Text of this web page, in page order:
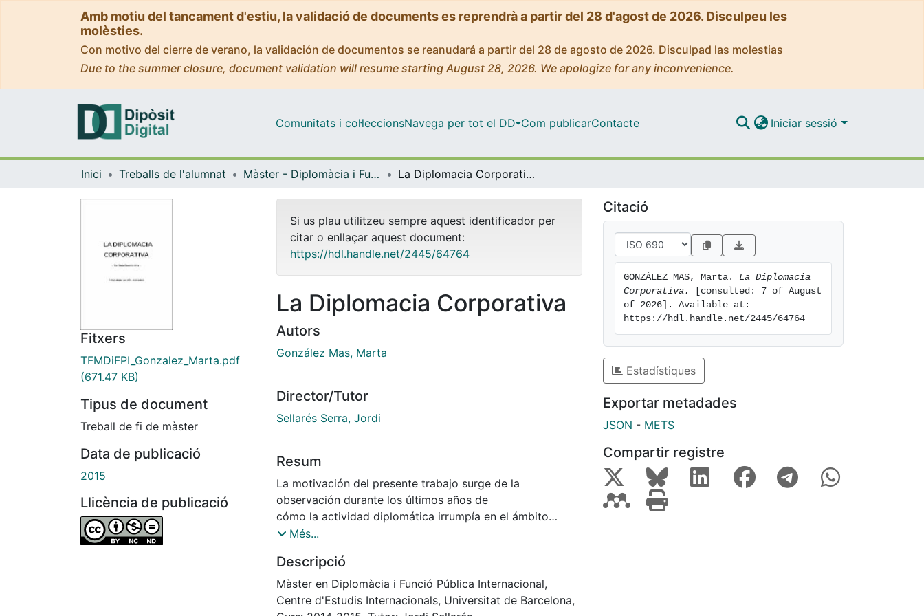
Amb motiu del tancament d'estiu, la validació de documents es reprendrà a partir del 28 d'agost de 2026. Disculpeu les
molèsties.
Con motivo del cierre de verano, la validación de documentos se reanudará a partir del 28 de agosto de 2026. Disculpad las molestias
Due to the summer closure, document validation will resume starting August 28, 2026. We apologize for any inconvenience.
Comunitats i col·leccionsNavega per tot el DD Com publicarContacte Iniciar sessió
Inici Treballs de l'alumnat Màster - Diplomàcia i Funció Pública Internacional La Diplomacia Corporativa
Fitxers
TFMDiFPI_Gonzalez_Marta.pdf
(671.47 KB)
Tipus de document
Treball de fi de màster
Data de publicació
2015
Llicència de publicació
Si us plau utilitzeu sempre aquest identificador per
citar o enllaçar aquest document:
https://hdl.handle.net/2445/64764
La Diplomacia Corporativa
Autors
González Mas, Marta
Director/Tutor
Sellarés Serra, Jordi
Resum
La motivación del presente trabajo surge de la
observación durante los últimos años de
cómo la actividad diplomática irrumpía en el ámbito
privado, específicamente, en el de
propia de los Estados, es decir,
del ámbito público, encargada de desarrollar las
relaciones internacionales entre un
Més...
Descripció
Màster en Diplomàcia i Funció Pública Internacional,
Centre d'Estudis Internacionals, Universitat de Barcelona,
Citació
GONZÁLEZ MAS, Marta. La Diplomacia
Corporativa.
[consulted: 7 of August
of 2026]. Available at:
https://hdl.handle.net/2445/64764
Estadístiques
Exportar metadades
JSON - METS
Compartir registre